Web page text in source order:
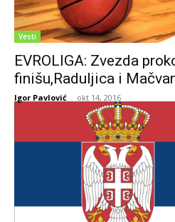
Vesti
EVROLIGA: Zvezda
finišu,Raduljica i
Igor Pavlović - okt 14, 2016